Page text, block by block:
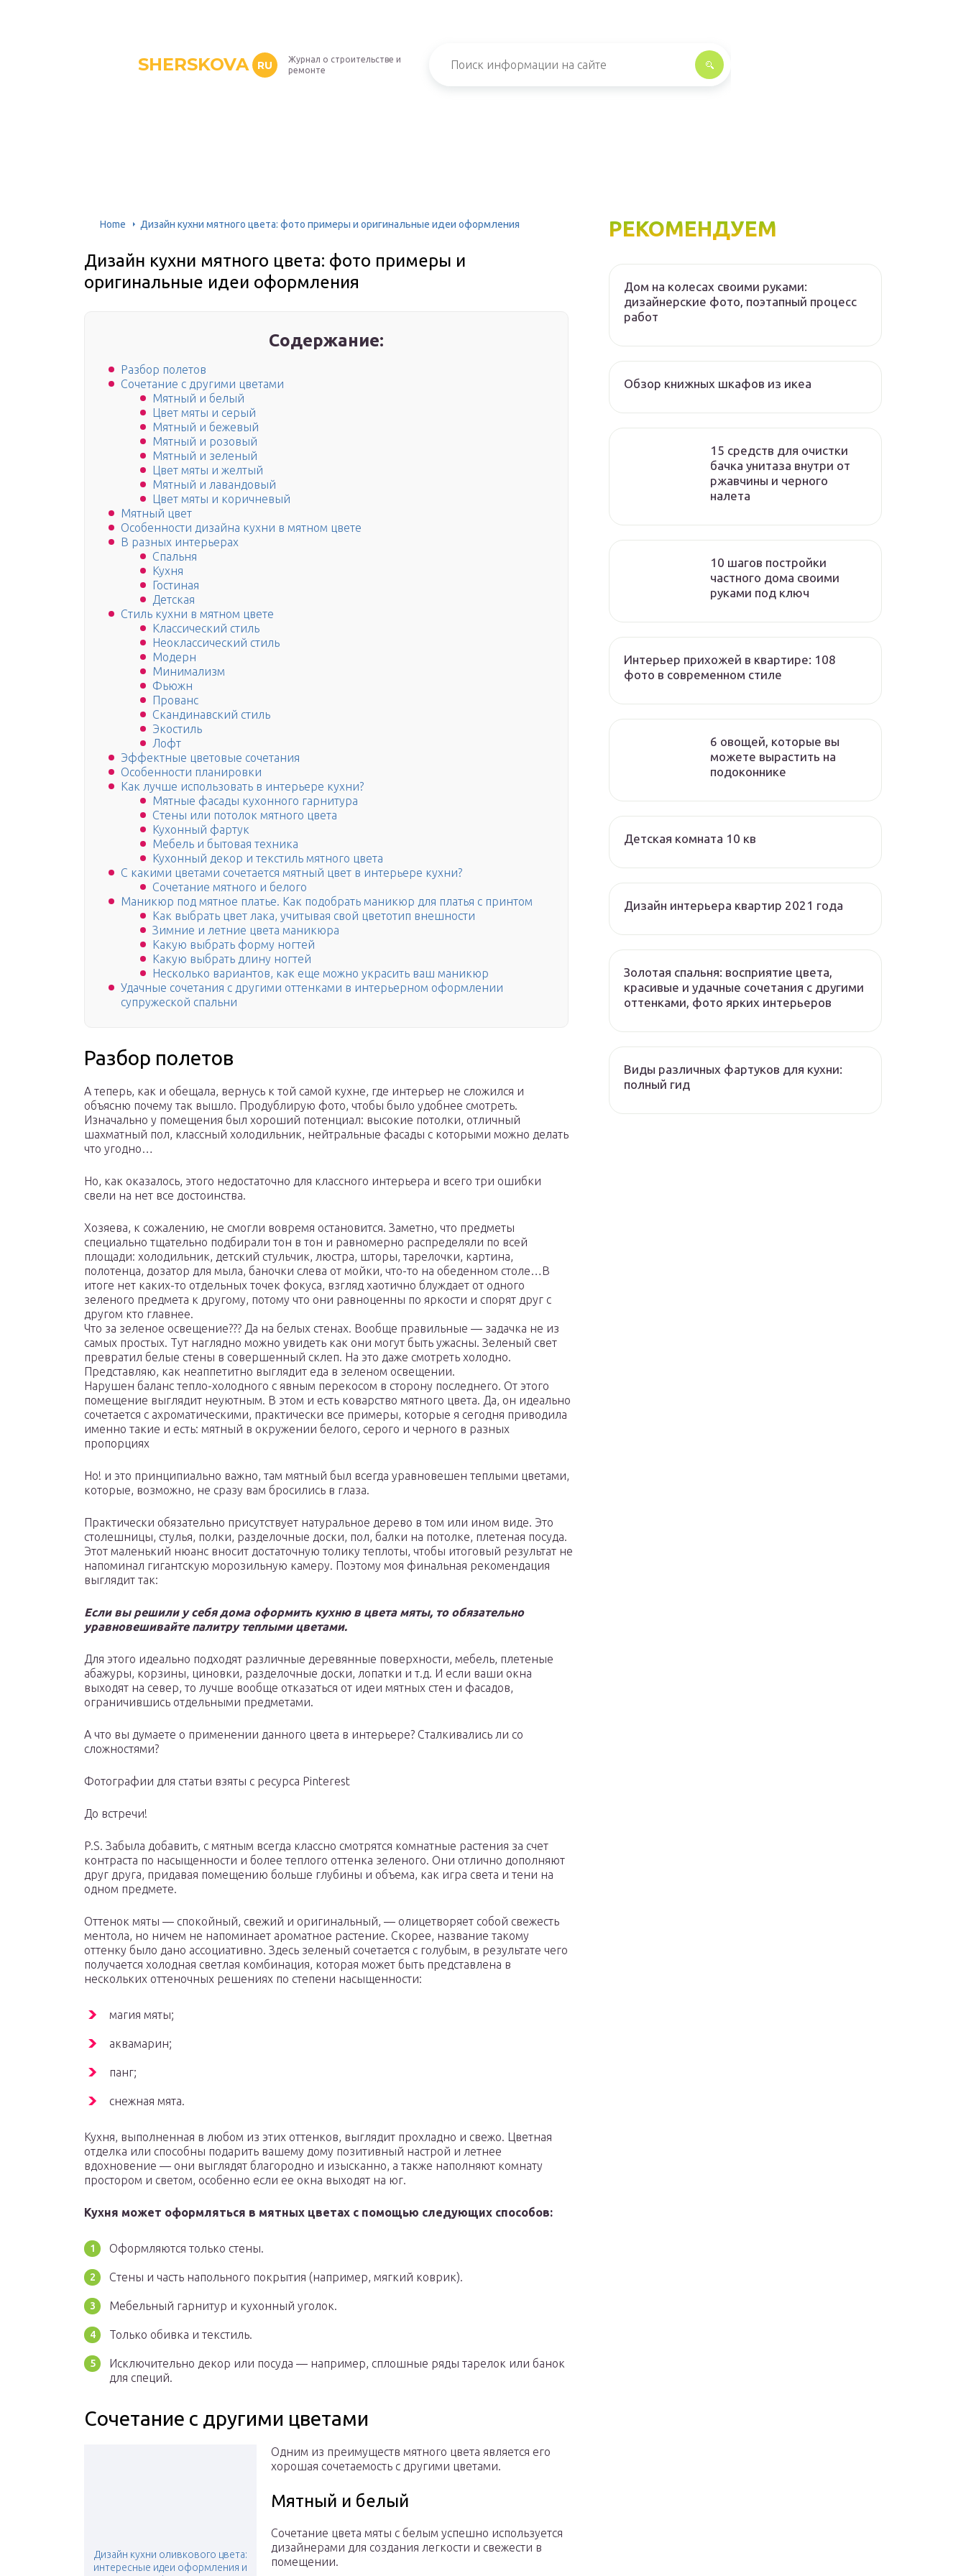
SHERSKOVA RU
Журнал о строительстве и
ремонте
Home Дизайн кухни мятного цвета: фото примеры и оригинальные идеи оформления
Дизайн кухни мятного цвета: фото примеры и
оригинальные идеи оформления
Содержание:
Разбор полетов
Сочетание с другими цветами
Мятный и белый
Цвет мяты и серый
Мятный и бежевый
Мятный и розовый
Мятный и зеленый
Цвет мяты и желтый
Мятный и лавандовый
Цвет мяты и коричневый
Мятный цвет
Особенности дизайна кухни в мятном цвете
В разных интерьерах
Спальня
Кухня
Гостиная
Детская
Стиль кухни в мятном цвете
Классический стиль
Неоклассический стиль
Модерн
Минимализм
Фьюжн
Прованс
Скандинавский стиль
Экостиль
Лофт
Эффектные цветовые сочетания
Особенности планировки
Как лучше использовать в интерьере кухни?
Мятные фасады кухонного гарнитура
Стены или потолок мятного цвета
Кухонный фартук
Мебель и бытовая техника
Кухонный декор и текстиль мятного цвета
С какими цветами сочетается мятный цвет в интерьере кухни?
Сочетание мятного и белого
Маникюр под мятное платье. Как подобрать маникюр для платья с принтом
Как выбрать цвет лака, учитывая свой цветотип внешности
Зимние и летние цвета маникюра
Какую выбрать форму ногтей
Какую выбрать длину ногтей
Несколько вариантов, как еще можно украсить ваш маникюр
Удачные сочетания с другими оттенками в интерьерном оформлении
супружеской спальни
Разбор полетов
А теперь, как и обещала, вернусь к той самой кухне, где интерьер не сложился и
объясню почему так вышло. Продублирую фото, чтобы было удобнее смотреть.
Изначально у помещения был хороший потенциал: высокие потолки, отличный
шахматный пол, классный холодильник, нейтральные фасады с которыми можно делать
что угодно…
Но, как оказалось, этого недостаточно для классного интерьера и всего три ошибки
свели на нет все достоинства.
Хозяева, к сожалению, не смогли вовремя остановится. Заметно, что предметы
специально тщательно подбирали тон в тон и равномерно распределяли по всей
площади: холодильник, детский стульчик, люстра, шторы, тарелочки, картина,
полотенца, дозатор для мыла, баночки слева от мойки, что-то на обеденном столе…В
итоге нет каких-то отдельных точек фокуса, взгляд хаотично блуждает от одного
зеленого предмета к другому, потому что они равноценны по яркости и спорят друг с
другом кто главнее.
Что за зеленое освещение??? Да на белых стенах. Вообще правильные — задачка не из
самых простых. Тут наглядно можно увидеть как они могут быть ужасны. Зеленый свет
превратил белые стены в совершенный склеп. На это даже смотреть холодно.
Представляю, как неаппетитно выглядит еда в зеленом освещении.
Нарушен баланс тепло-холодного с явным перекосом в сторону последнего. От этого
помещение выглядит неуютным. В этом и есть коварство мятного цвета. Да, он идеально
сочетается с ахроматическими, практически все примеры, которые я сегодня приводила
именно такие и есть: мятный в окружении белого, серого и черного в разных
пропорциях
Но! и это принципиально важно, там мятный был всегда уравновешен теплыми цветами,
которые, возможно, не сразу вам бросились в глаза.
Практически обязательно присутствует натуральное дерево в том или ином виде. Это
столешницы, стулья, полки, разделочные доски, пол, балки на потолке, плетеная посуда.
Этот маленький нюанс вносит достаточную толику теплоты, чтобы итоговый результат не
напоминал гигантскую морозильную камеру. Поэтому моя финальная рекомендация
выглядит так:
Если вы решили у себя дома оформить кухню в цвета мяты, то обязательно
уравновешивайте палитру теплыми цветами.
Для этого идеально подходят различные деревянные поверхности, мебель, плетеные
абажуры, корзины, циновки, разделочные доски, лопатки и т.д. И если ваши окна
выходят на север, то лучше вообще отказаться от идеи мятных стен и фасадов,
ограничившись отдельными предметами.
А что вы думаете о применении данного цвета в интерьере? Сталкивались ли со
сложностями?
Фотографии для статьи взяты с ресурса Pinterest
До встречи!
P.S. Забыла добавить, с мятным всегда классно смотрятся комнатные растения за счет
контраста по насыщенности и более теплого оттенка зеленого. Они отлично дополняют
друг друга, придавая помещению больше глубины и объема, как игра света и тени на
одном предмете.
Оттенок мяты — спокойный, свежий и оригинальный, — олицетворяет собой свежесть
ментола, но ничем не напоминает ароматное растение. Скорее, название такому
оттенку было дано ассоциативно. Здесь зеленый сочетается с голубым, в результате чего
получается холодная светлая комбинация, которая может быть представлена в
нескольких оттеночных решениях по степени насыщенности:
магия мяты;
аквамарин;
панг;
снежная мята.
Кухня, выполненная в любом из этих оттенков, выглядит прохладно и свежо. Цветная
отделка или способны подарить вашему дому позитивный настрой и летнее
вдохновение — они выглядят благородно и изысканно, а также наполняют комнату
простором и светом, особенно если ее окна выходят на юг.
Кухня может оформляться в мятных цветах с помощью следующих способов:
Оформляются только стены.
Стены и часть напольного покрытия (например, мягкий коврик).
Мебельный гарнитур и кухонный уголок.
Только обивка и текстиль.
Исключительно декор или посуда — например, сплошные ряды тарелок или банок
для специй.
Сочетание с другими цветами
Дизайн кухни оливкового цвета:
интересные идеи оформления и
Одним из преимуществ мятного цвета является его
хорошая сочетаемость с другими цветами.
Мятный и белый
Сочетание цвета мяты с белым успешно используется
дизайнерами для создания легкости и свежести в
помещении.
РЕКОМЕНДУЕМ
Дом на колесах своими руками:
дизайнерские фото, поэтапный процесс
работ
Обзор книжных шкафов из икеа
15 средств для очистки
бачка унитаза внутри от
ржавчины и черного
налета
10 шагов постройки
частного дома своими
руками под ключ
Интерьер прихожей в квартире: 108
фото в современном стиле
6 овощей, которые вы
можете вырастить на
подоконнике
Детская комната 10 кв
Дизайн интерьера квартир 2021 года
Золотая спальня: восприятие цвета,
красивые и удачные сочетания с другими
оттенками, фото ярких интерьеров
Виды различных фартуков для кухни:
полный гид